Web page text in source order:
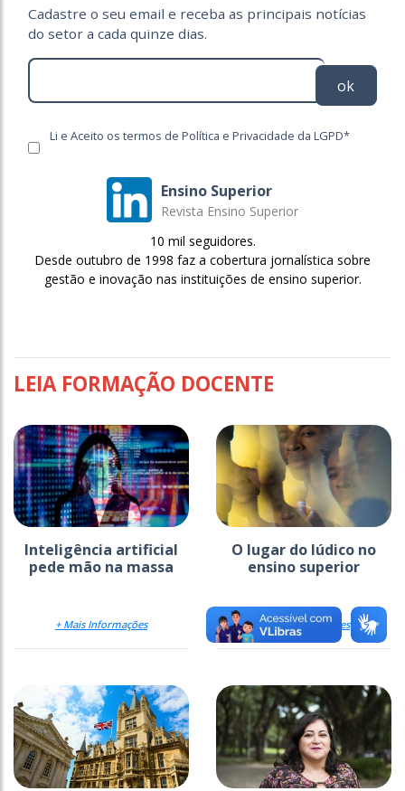
Cadastre o seu email e receba as principais notícias
do setor a cada quinze dias.
ok
Li e Aceito os termos de Política e Privacidade da LGPD*
Ensino Superior
Revista Ensino Superior
10 mil seguidores.
Desde outubro de 1998 faz a cobertura jornalística sobre
gestão e inovação nas instituições de ensino superior.
LEIA FORMAÇÃO DOCENTE
Inteligência artificial
pede mão na massa
+ Mais Informações
O lugar do lúdico no
ensino superior
+ Mais Informações